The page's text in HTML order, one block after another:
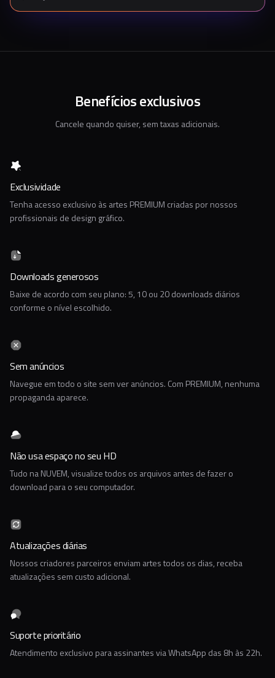
Benefícios exclusivos
Cancele quando quiser, sem taxas adicionais.
Exclusividade
Tenha acesso exclusivo às artes PREMIUM criadas por nossos
profissionais de design gráfico.
Downloads generosos
Baixe de acordo com seu plano: 5, 10 ou 20 downloads diários
conforme o nível escolhido.
Sem anúncios
Navegue em todo o site sem ver anúncios. Com PREMIUM, nenhuma
propaganda aparece.
Não usa espaço no seu HD
Tudo na NUVEM, visualize todos os arquivos antes de fazer o
download para o seu computador.
Atualizações diárias
Nossos criadores parceiros enviam artes todos os dias, receba
atualizações sem custo adicional.
Suporte prioritário
Atendimento exclusivo para assinantes via WhatsApp das 8h às 22h.